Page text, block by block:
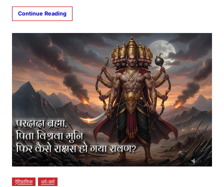
Continue Reading
ऐतिहासिक धर्म-कर्म